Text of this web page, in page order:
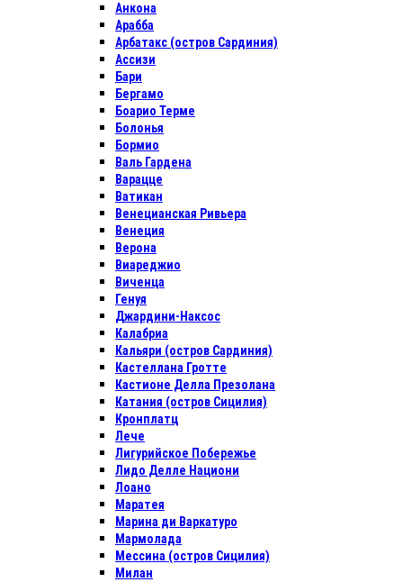
Анкона
Арабба
Арбатакс (остров Сардиния)
Ассизи
Бари
Бергамо
Боарио Терме
Болонья
Бормио
Валь Гардена
Варацце
Ватикан
Венецианская Ривьера
Венеция
Верона
Виареджио
Виченца
Генуя
Джардини-Наксос
Калабриа
Кальяри (остров Сардиния)
Кастеллана Гротте
Кастионе Делла Презолана
Катания (остров Сицилия)
Кронплатц
Лече
Лигурийское Побережье
Лидо Делле Национи
Лоано
Маратея
Марина ди Варкатуро
Мармолада
Мессина (остров Сицилия)
Милан